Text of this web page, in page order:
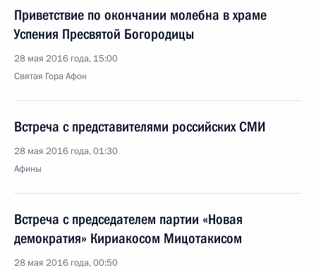
Приветствие по окончании молебна в храме
Успения Пресвятой Богородицы
28 мая 2016 года, 15:00
Святая Гора Афон
Встреча с представителями российских СМИ
28 мая 2016 года, 01:30
Афины
Встреча с председателем партии «Новая
демократия» Кириакосом Мицотакисом
28 мая 2016 года, 00:50